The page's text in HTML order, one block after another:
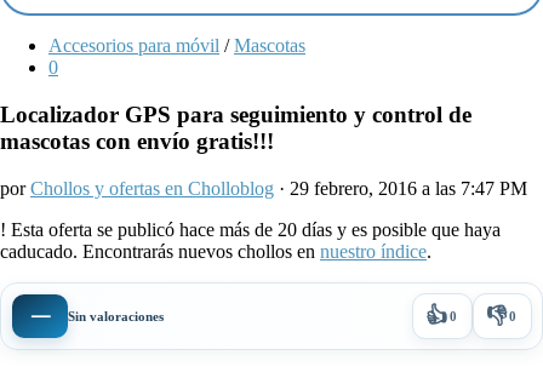
Accesorios para móvil / Mascotas
0
Localizador GPS para seguimiento y control de
mascotas con envío gratis!!!
porChollos y ofertas en Cholloblog · 29 febrero, 2016 a las 7:47 PM
! Esta oferta se publicó hace más de 20 días y es posible que haya
caducado. Encontrarás nuevos chollos en nuestro índice.
— Sin valoraciones 👍0 👎0